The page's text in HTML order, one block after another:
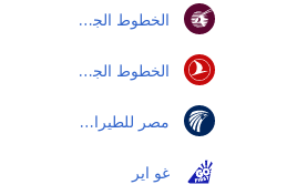
الخطوط الجوية القطرية
الخطوط الجوية التركية
مصر للطيران اكسبرس
غو اير